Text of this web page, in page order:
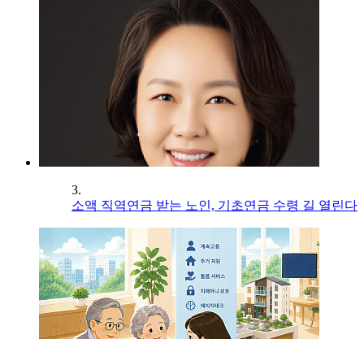
3.
소액 직역연금 받는 노인, 기초연금 수령 길 열린다